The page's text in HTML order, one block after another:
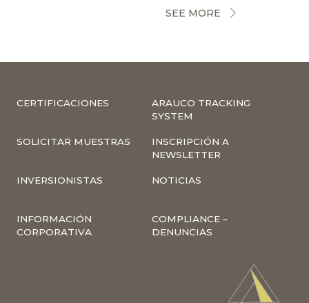
SEE MORE
CERTIFICACIONES
ARAUCO TRACKING
SYSTEM
SOLICITAR MUESTRAS
INSCRIPCIÓN A
NEWSLETTER
INVERSIONISTAS NOTICIAS
INFORMACIÓN
CORPORATIVA
COMPLIANCE –
DENUNCIAS